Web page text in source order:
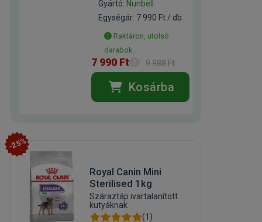
Gyártó: Nunbell
Egységár: 7 990 Ft / db
Raktáron, utolsó
darabok
7 990 Ft 9 988 Ft
Kosárba
-25%
Royal Canin Mini
Sterilised 1kg
Száraztáp ivartalanított
kutyáknak
(1)